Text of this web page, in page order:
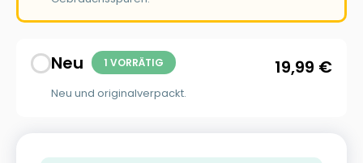
Neu 1 VORRÄTIG
Neu und originalverpackt.
19,99 €